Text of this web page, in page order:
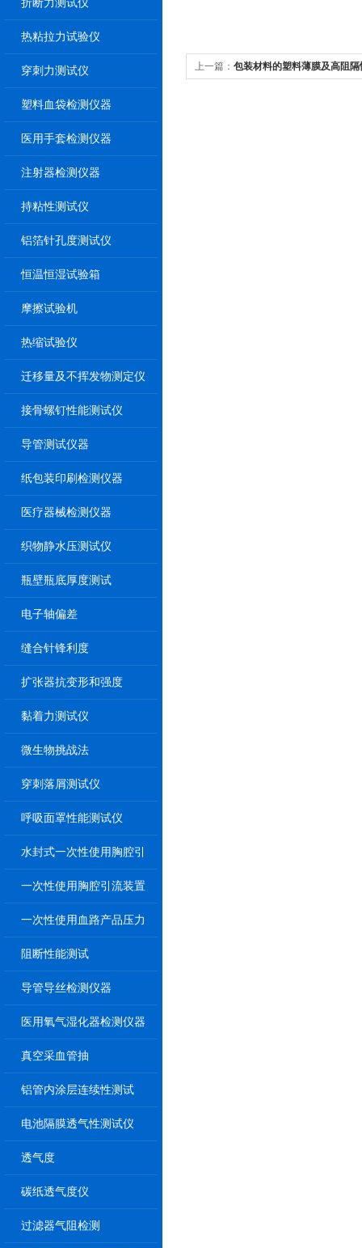
热粘拉力试验仪
穿刺力测试仪
塑料血袋检测仪器
医用手套检测仪器
注射器检测仪器
持粘性测试仪
铝箔针孔度测试仪
恒温恒湿试验箱
摩擦试验机
热缩试验仪
迁移量及不挥发物测定仪
接骨螺钉性能测试仪
导管测试仪器
纸包装印刷检测仪器
医疗器械检测仪器
织物静水压测试仪
瓶壁瓶底厚度测试
电子轴偏差
缝合针锋利度
扩张器抗变形和强度
黏着力测试仪
微生物挑战法
穿刺落屑测试仪
呼吸面罩性能测试仪
水封式一次性使用胸腔引
一次性使用胸腔引流装置
一次性使用血路产品压力
阻断性能测试
导管导丝检测仪器
医用氧气湿化器检测仪器
真空采血管抽
铝管内涂层连续性测试
电池隔膜透气性测试仪
透气度
碳纸透气度仪
过滤器气阻检测
上一篇： 包装材料的塑料薄膜及高阻